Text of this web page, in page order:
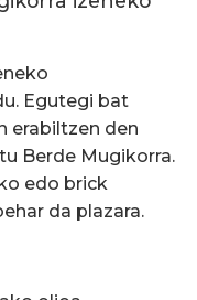
Egutegi bat
erabiltzen den
Berde Mugikorra.
edo brick
da plazara.